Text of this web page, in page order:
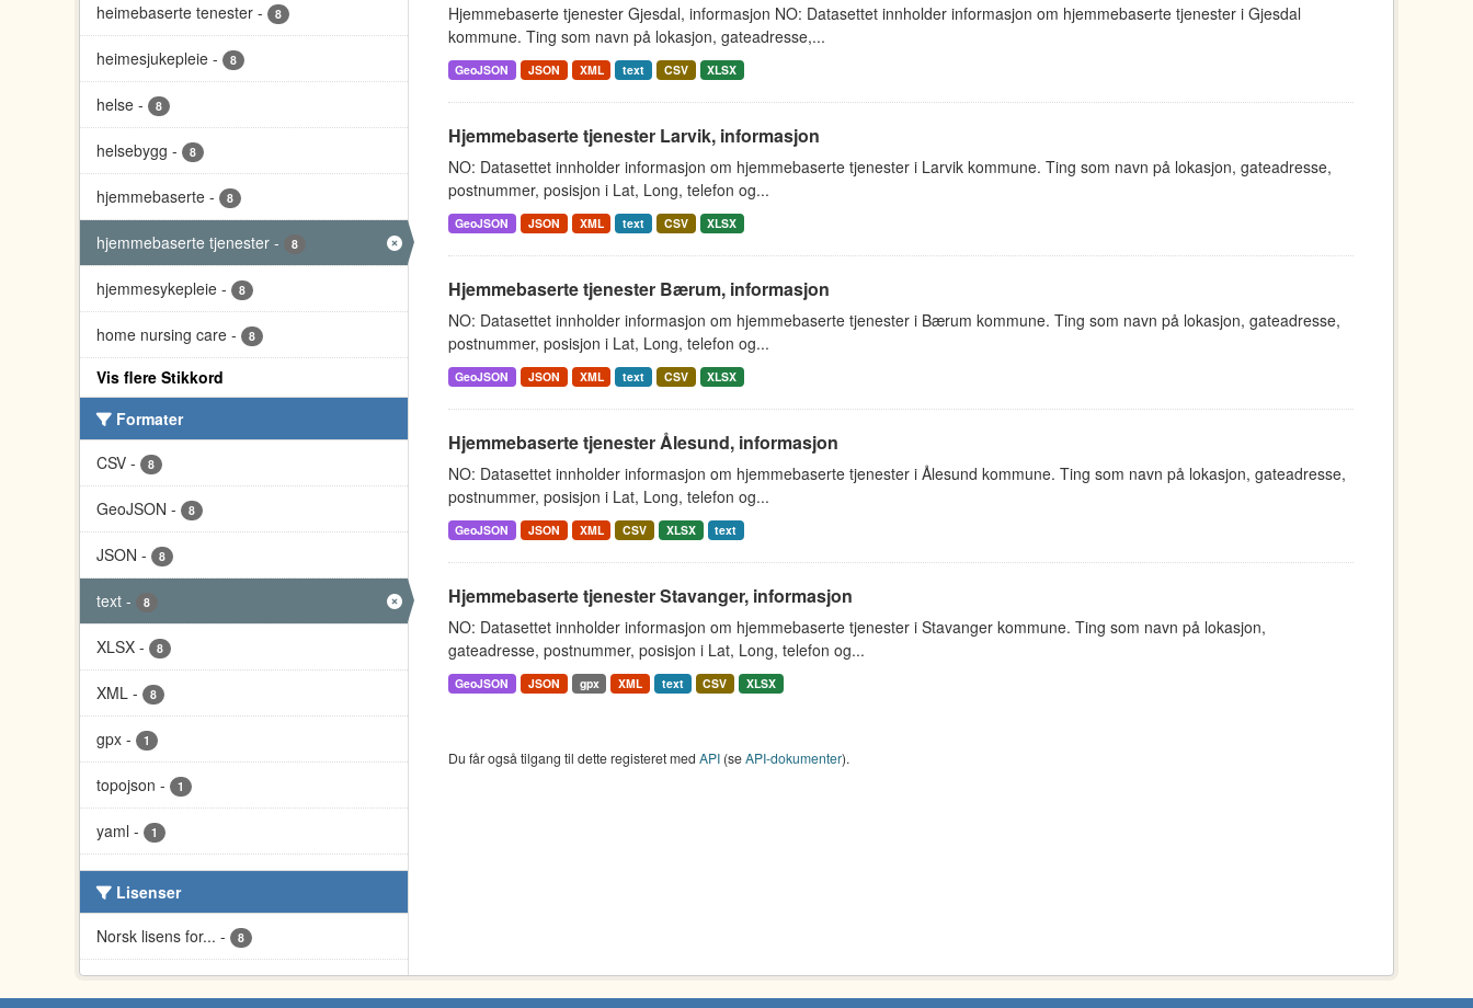
heimebaserte tenester - 8
heimesjukepleie - 8
helse - 8
helsebygg - 8
hjemmebaserte - 8
hjemmebaserte tjenester - 8
hjemmesykepleie - 8
home nursing care - 8
Vis flere Stikkord
Formater
CSV - 8
GeoJSON - 8
JSON - 8
text - 8
XLSX - 8
XML - 8
gpx - 1
topojson - 1
yaml - 1
Lisenser
Norsk lisens for... - 8
Hjemmebaserte tjenester Gjesdal, informasjon NO: Datasettet innholder informasjon om hjemmebaserte tjenester i Gjesdal
kommune. Ting som navn på lokasjon, gateadresse,...
GeoJSON JSON XML text CSV XLSX
Hjemmebaserte tjenester Larvik, informasjon
NO: Datasettet innholder informasjon om hjemmebaserte tjenester i Larvik kommune. Ting som navn på lokasjon, gateadresse,
postnummer, posisjon i Lat, Long, telefon og...
GeoJSON JSON XML text CSV XLSX
Hjemmebaserte tjenester Bærum, informasjon
NO: Datasettet innholder informasjon om hjemmebaserte tjenester i Bærum kommune. Ting som navn på lokasjon, gateadresse,
postnummer, posisjon i Lat, Long, telefon og...
GeoJSON JSON XML text CSV XLSX
Hjemmebaserte tjenester Ålesund, informasjon
NO: Datasettet innholder informasjon om hjemmebaserte tjenester i Ålesund kommune. Ting som navn på lokasjon, gateadresse,
postnummer, posisjon i Lat, Long, telefon og...
GeoJSON JSON XML CSV XLSX text
Hjemmebaserte tjenester Stavanger, informasjon
NO: Datasettet innholder informasjon om hjemmebaserte tjenester i Stavanger kommune. Ting som navn på lokasjon,
gateadresse, postnummer, posisjon i Lat, Long, telefon og...
GeoJSON JSON gpx XML text CSV XLSX
Du får også tilgang til dette registeret med API(seAPI-dokumenter).